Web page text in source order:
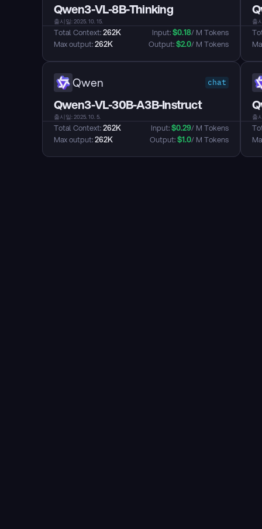
Qwen3-VL-8B-Thinking
출시일: 2025. 10. 15.
Total Context: 262K
Max output: 262K
Input: $0.18/ M Tokens
Output: $2.0/ M Tokens
출
Qwen chat
Qwen3-VL-30B-A3B-Instruct
출시일: 2025. 10. 5.
Total Context: 262K
Max output: 262K
Input: $0.29/ M Tokens
Output: $1.0/ M Tokens
출